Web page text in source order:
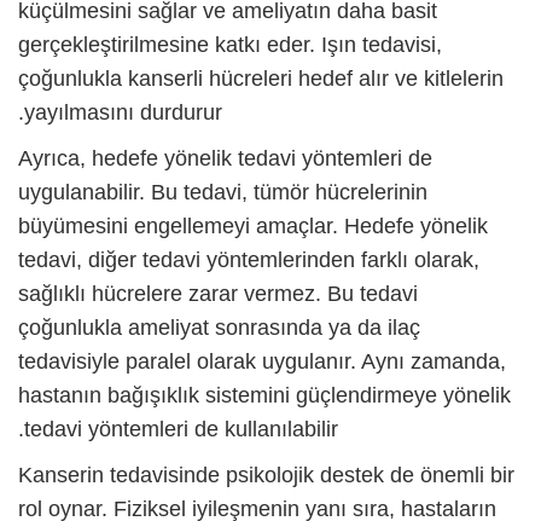
küçülmesini sağlar ve ameliyatın daha basit
gerçekleştirilmesine katkı eder. Işın tedavisi,
çoğunlukla kanserli hücreleri hedef alır ve kitlelerin
yayılmasını durdurur.
Ayrıca, hedefe yönelik tedavi yöntemleri de
uygulanabilir. Bu tedavi, tümör hücrelerinin
büyümesini engellemeyi amaçlar. Hedefe yönelik
tedavi, diğer tedavi yöntemlerinden farklı olarak,
sağlıklı hücrelere zarar vermez. Bu tedavi
çoğunlukla ameliyat sonrasında ya da ilaç
tedavisiyle paralel olarak uygulanır. Aynı zamanda,
hastanın bağışıklık sistemini güçlendirmeye yönelik
tedavi yöntemleri de kullanılabilir.
Kanserin tedavisinde psikolojik destek de önemli bir
rol oynar. Fiziksel iyileşmenin yanı sıra, hastaların